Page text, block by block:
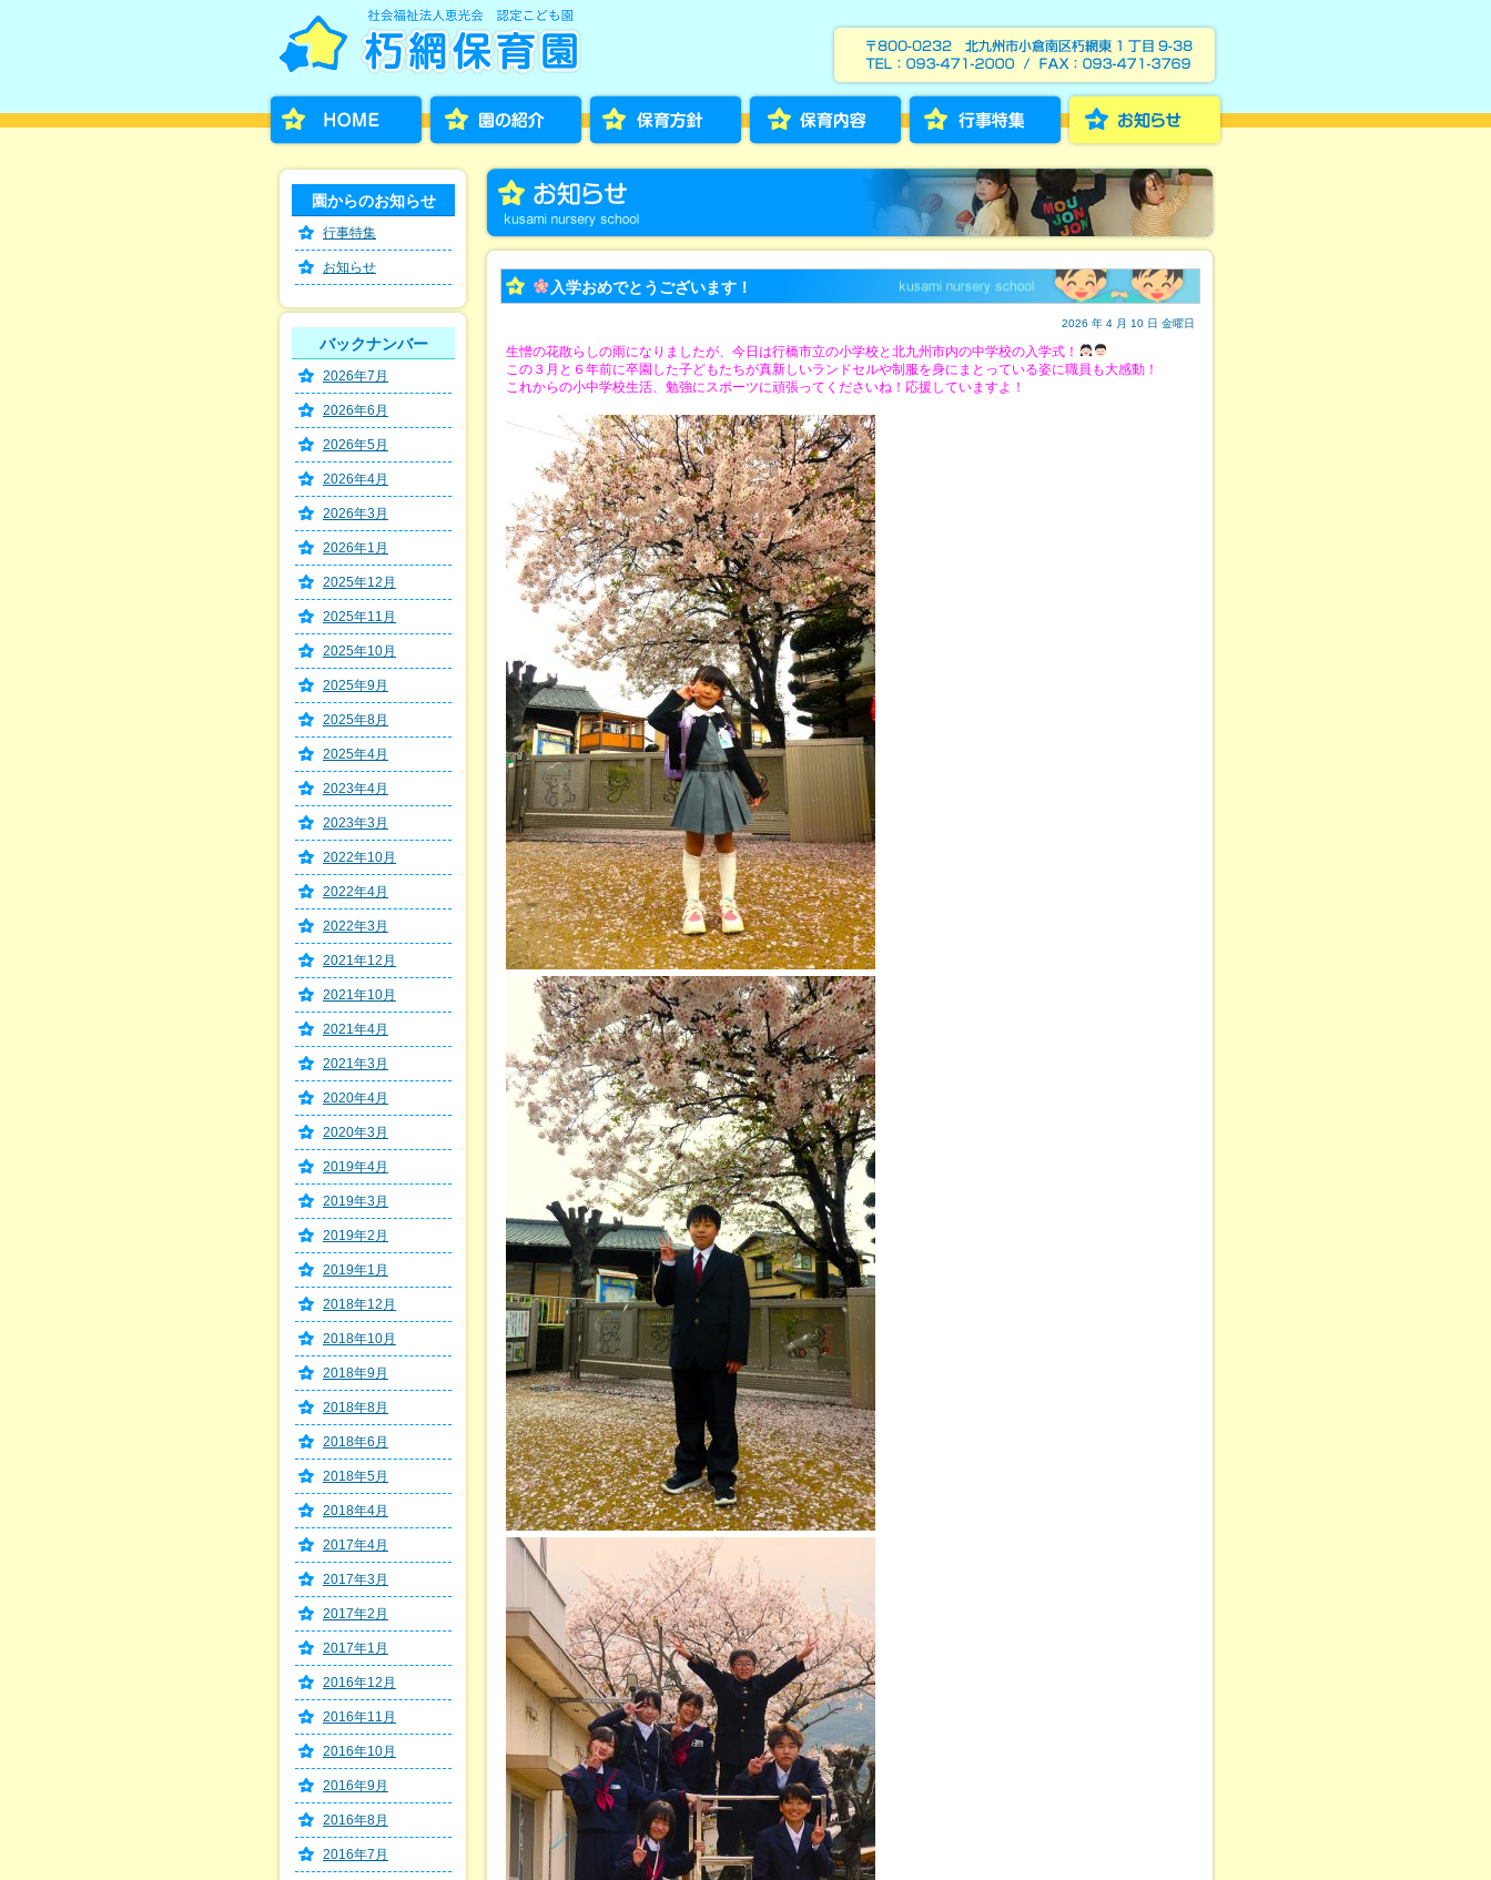
入学おめでとうございます！
2026 年 4 月 10 日 金曜日
生憎の花散らしの雨になりましたが、今日は行橋市立の小学校と北九州市内の中学校の入学式！
この３月と６年前に卒園した子どもたちが真新しいランドセルや制服を身にまとっている姿に職員も大感動！
これからの小中学校生活、勉強にスポーツに頑張ってくださいね！応援していますよ！
園からのお知らせ
行事特集
お知らせ
バックナンバー
2026年7月
2026年6月
2026年5月
2026年4月
2026年3月
2026年1月
2025年12月
2025年11月
2025年10月
2025年9月
2025年8月
2025年4月
2023年4月
2023年3月
2022年10月
2022年4月
2022年3月
2021年12月
2021年10月
2021年4月
2021年3月
2020年4月
2020年3月
2019年4月
2019年3月
2019年2月
2019年1月
2018年12月
2018年10月
2018年9月
2018年8月
2018年6月
2018年5月
2018年4月
2017年4月
2017年3月
2017年2月
2017年1月
2016年12月
2016年11月
2016年10月
2016年9月
2016年8月
2016年7月